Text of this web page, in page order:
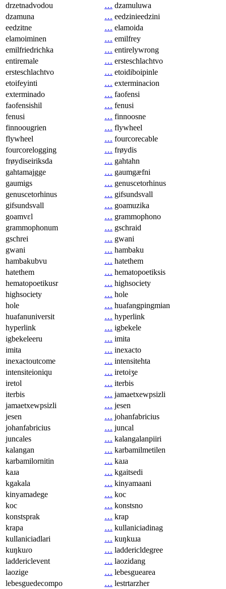
drzetnadvodou
… dzamuluwa
dzamuna
… eedzinieedzini
eedzitne
… elamoida
elamoiminen
… emilfrey
emilfriedrichka
… entirelywrong
entiremale
… ersteschlachtvo
ersteschlachtvo
… etoidiboipinle
etoifeyinti
… exterminacion
exterminado
… faofensi
faofensishil
… fenusi
fenusi
… finnoosne
finnoougrien
… flywheel
flywheel
… fourcorecable
fourcorelogging
… frøydis
frøydiseiriksda
… gahtahn
gahtamajgge
… gaumgæfni
gaumigs
… genuscetorhinus
genuscetorhinus
… gifsundsvall
gifsundsvall
… goamuzika
goamvɛl
… grammophono
grammophonum
… gschraid
gschrei
… gwani
gwani
… hambaku
hambakubvu
… hatethem
hatethem
… hematopoetiksis
hematopoetikusr
… highsociety
highsociety
… hole
hole
… huafangpingmian
huafanuniversit
… hyperlink
hyperlink
… igbekele
igbekeleeru
… imita
imita
… inexacto
inexactoutcome
… intensitehta
intensiteioniqu
… iretoiʒe
iretol
… iterbis
iterbis
… jamaetxewpsizli
jamaetxewpsizli
… jesen
jesen
… johanfabricius
johanfabricius
… juncal
juncales
… kalangalanpiiri
kalangan
… karbamilmetilen
karbamilornitin
… kaɹa
kaɹa
… kgaitsedi
kgakala
… kinyamaani
kinyamadege
… koc
koc
… konstsno
konstsprak
… krap
krapa
… kullaniciadinag
kullaniciadlari
… kuŋkuɹa
kuŋkuɾo
… laddericldegree
laddericlevent
… laozidang
laozige
… lebesguearea
lebesguedecompo
… lestrtarzher